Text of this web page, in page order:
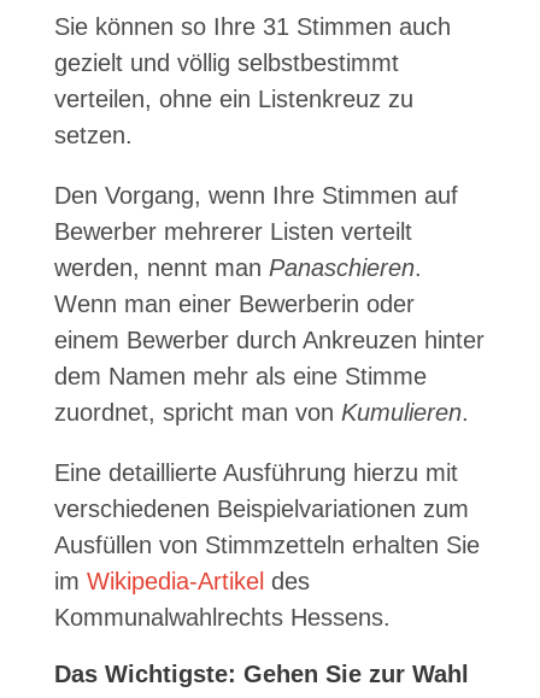
Sie können so Ihre 31 Stimmen auch
gezielt und völlig selbstbestimmt
verteilen, ohne ein Listenkreuz zu
setzen.
Den Vorgang, wenn Ihre Stimmen auf
Bewerber mehrerer Listen verteilt
werden, nennt man Panaschieren.
Wenn man einer Bewerberin oder
einem Bewerber durch Ankreuzen hinter
dem Namen mehr als eine Stimme
zuordnet, spricht man von Kumulieren.
Eine detaillierte Ausführung hierzu mit
verschiedenen Beispielvariationen zum
Ausfüllen von Stimmzetteln erhalten Sie
im Wikipedia-Artikel des
Kommunalwahlrechts Hessens.
Das Wichtigste: Gehen Sie zur Wahl